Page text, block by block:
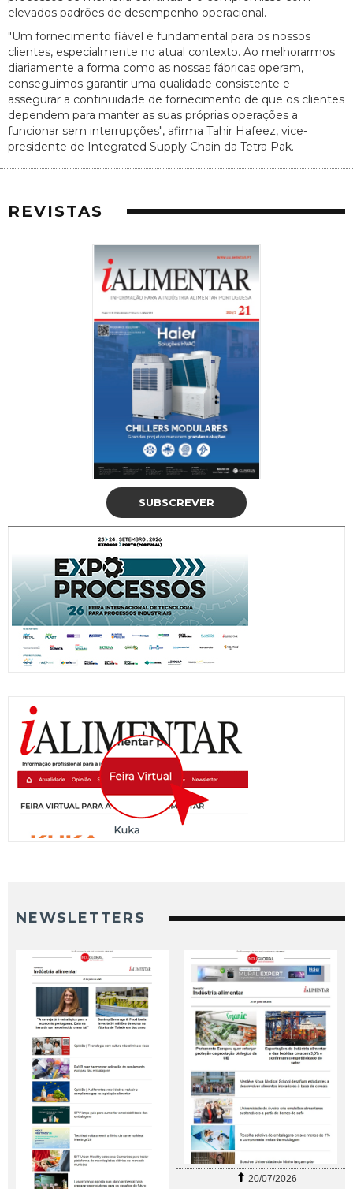
elevados padrões de desempenho operacional.
"Um fornecimento fiável é fundamental para os nossos
clientes, especialmente no atual contexto. Ao melhorarmos
diariamente a forma como as nossas fábricas operam,
conseguimos garantir uma qualidade consistente e
assegurar a continuidade de fornecimento de que os clientes
dependem para manter as suas próprias operações a
funcionar sem interrupções", afirma Tahir Hafeez, vice-
presidente de Integrated Supply Chain da Tetra Pak.
REVISTAS
SUBSCREVER
NEWSLETTERS
20/07/2026